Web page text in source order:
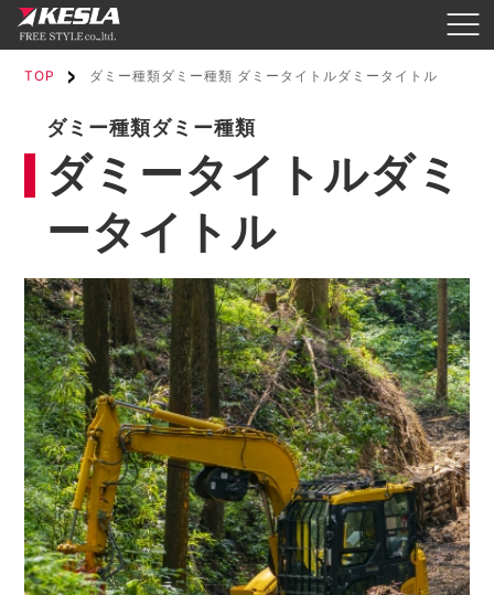
TOP ダミー種類ダミー種類 ダミータイトルダミータイトル
ダミー種類ダミー種類
ダミータイトルダミ
ータイトル